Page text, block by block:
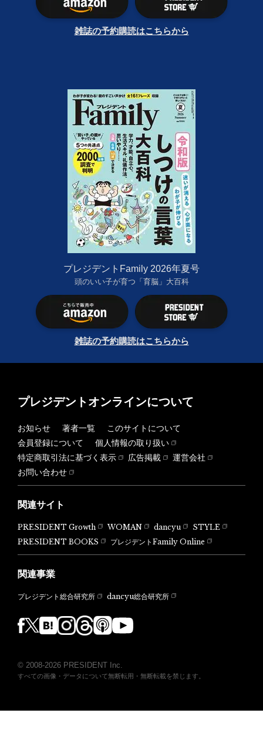
雑誌の予約購読はこちらから
プレジデントFamily 2026年夏号
頭のいい子が育つ「育脳」大百科
雑誌の予約購読はこちらから
プレジデントオンラインについて
お知らせ 著者一覧
このサイトについて
会員登録について
個人情報の取り扱い
特定商取引法に基づく表示
広告掲載
運営会社
お問い合わせ
関連サイト
PRESIDENT Growth WOMAN dancyu
STYLE
PRESIDENT BOOKS
プレジデントFamily Online
関連事業
プレジデント総合研究所 dancyu総合研究所
© 2008-2026 PRESIDENT Inc.
すべての画像・データについて無断転用・無断転載を禁じます。